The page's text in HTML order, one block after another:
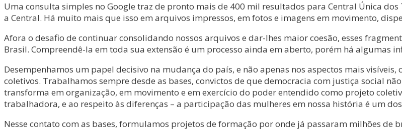
Uma consulta simples no Google traz de pronto mais de 400 mil resultados para Central Única
a Central. Há muito mais que isso em arquivos impressos, em fotos e imagens em movimento,
Afora o desafio de continuar consolidando nossos arquivos e dar-lhes maior coesão, esses
Brasil. Compreendê-la em toda sua extensão é um processo ainda em aberto, porém há algumas
Desempenhamos um papel decisivo na mudança do país, e não apenas nos aspectos mais
coletivos. Trabalhamos sempre desde as bases, convictos de que democracia com justiça social
transforma em organização, em movimento e em exercício do poder entendido como projeto
trabalhadora, e ao respeito às diferenças – a participação das mulheres em nossa história é um
Nesse contato com as bases, formulamos projetos de formação por onde já passaram milhões